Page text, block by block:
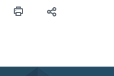
biztonsági Hivatal (Nébih)